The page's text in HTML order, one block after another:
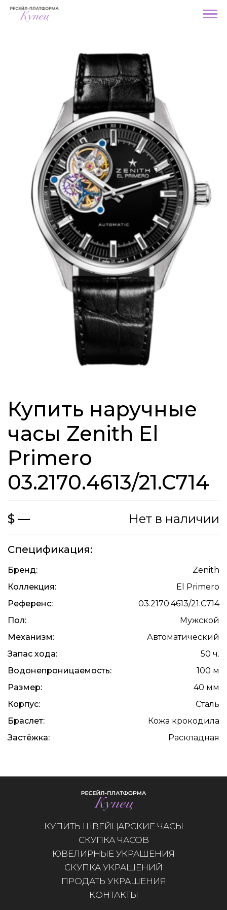
Купить наручные
часы Zenith El
Primero
03.2170.4613/21.C714
$ — Нет в наличии
Спецификация:
Бренд:
Zenith
Коллекция:
El Primero
Референс:
03.2170.4613/21.C714
Пол:
Мужской
Механизм:
Автоматический
Запас хода:
50 ч.
Водонепроницаемость:
100 м
Размер:
40 мм
Корпус:
Сталь
Браслет:
Кожа крокодила
Застёжка:
Раскладная
КУПИТЬ ШВЕЙЦАРСКИЕ ЧАСЫ
СКУПКА ЧАСОВ
ЮВЕЛИРНЫЕ УКРАШЕНИЯ
СКУПКА УКРАШЕНИЙ
ПРОДАТЬ УКРАШЕНИЯ
КОНТАКТЫ